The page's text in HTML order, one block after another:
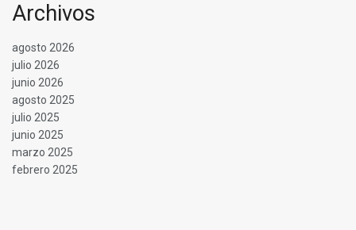
Archivos
agosto 2026
julio 2026
junio 2026
agosto 2025
julio 2025
junio 2025
marzo 2025
febrero 2025